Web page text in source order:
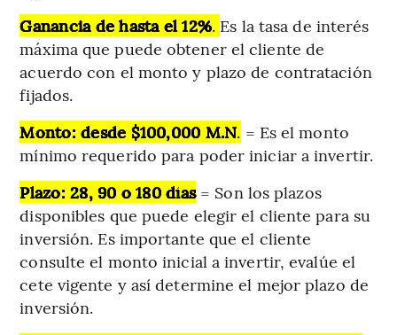
Ganancia de hasta el 12%. Es la tasa de interés
máxima que puede obtener el cliente de
acuerdo con el monto y plazo de contratación
fijados.
Monto: desde $100,000 M.N. = Es el monto
mínimo requerido para poder iniciar a invertir.
Plazo: 28, 90 o 180 días= Son los plazos
disponibles que puede elegir el cliente para su
inversión. Es importante que el cliente
consulte el monto inicial a invertir, evalúe el
cete vigente y así determine el mejor plazo de
inversión.